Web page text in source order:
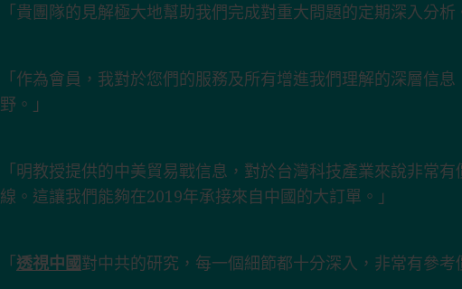
「貴團隊的見解極大地幫助我們完成對重大問題的定期深入分析
「作為會員，我對於您們的服務及所有增進我們理解的深層信
野。」
「明教授提供的中美貿易戰信息，對於台灣科技產業來說非常
線。這讓我們能夠在2019年承接來自中國的大訂單。」
「透視中國對中共的研究，每一個細節都十分深入，非常有參